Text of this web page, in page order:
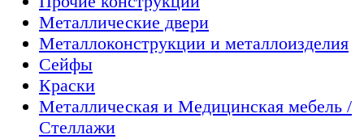
Металлические двери
Металлоконструкции и металлоизделия
Сейфы
Краски
Металлическая и Медицинская мебель /
Стеллажи